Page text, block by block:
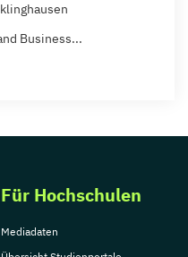
Business...
Für Hochschulen
Mediadaten